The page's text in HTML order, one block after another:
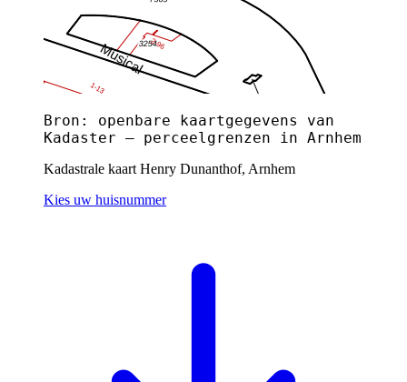
Bron: openbare kaartgegevens van
Kadaster — perceelgrenzen in Arnhem
Kadastrale kaart Henry Dunanthof, Arnhem
Kies uw huisnummer